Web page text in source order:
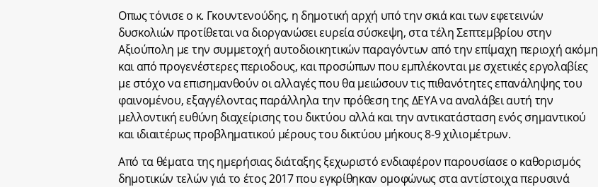
Οπως τόνισε ο κ. Γκουντενούδης, η δημοτική αρχή υπό την σκιά και των εφετεινών
δυσκολιών προτίθεται να διοργανώσει ευρεία σύσκεψη, στα τέλη Σεπτεμβρίου στην
Αξιούπολη με την συμμετοχή αυτοδιοικητικών παραγόντων από την επίμαχη περιοχή ακόμη
και από προγενέστερες περιοδους, και προσώπων που εμπλέκονται με σχετικές εργολαβίες
με στόχο να επισημανθούν οι αλλαγές που θα μειώσουν τις πιθανότητες επανάληψης του
φαινομένου, εξαγγέλοντας παράλληλα την πρόθεση της ΔΕΥΑ να αναλάβει αυτή την
μελλοντική ευθύνη διαχείρισης του δικτύου αλλά και την αντικατάσταση ενός σημαντικού
και ιδιαιτέρως προβληματικού μέρους του δικτύου μήκους 8-9 χιλιομέτρων.
Από τα θέματα της ημερήσιας διάταξης ξεχωριστό ενδιαφέρον παρουσίασε ο καθορισμός
δημοτικών τελών γιά το έτος 2017 που εγκρίθηκαν ομοφώνως στα αντίστοιχα περυσινά